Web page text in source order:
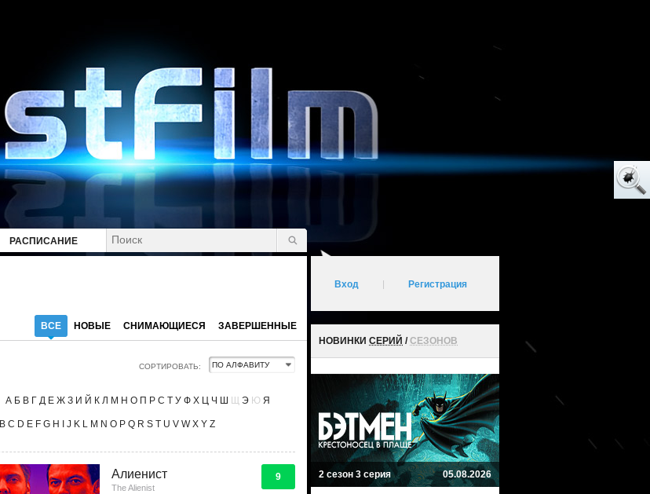
РАСПИСАНИЕ
ВСЕ НОВЫЕ СНИМАЮЩИЕСЯ ЗАВЕРШЕННЫЕ
СОРТИРОВАТЬ:
А Б В Г Д Е Ж З И Й К Л М Н О П Р С Т У Ф Х Ц Ч Ш Щ Э Ю Я
B C D E F G H J K L M N O P Q R S T U V W X Y Z
Алиенист
The Alienist
9
Вход Регистрация
НОВИНКИ СЕРИЙ /СЕЗОНОВ
2 сезон 3 серия 05.08.2026